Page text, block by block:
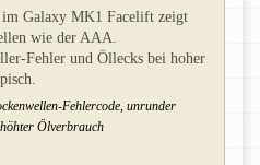
Galaxy MK1 Facelift zeigt
wie der AAA.
Fehler und Öllecks bei hoher
Fehlercode, unrunder
Ölverbrauch